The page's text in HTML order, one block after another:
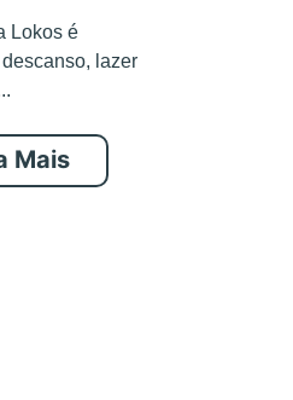
Lokos é
lazer
Mais